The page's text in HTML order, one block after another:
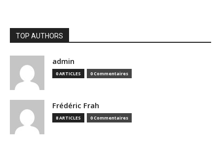
TOP AUTHORS
admin
0 ARTICLES 0 Commentaires
Frédéric Frah
8 ARTICLES 0 Commentaires